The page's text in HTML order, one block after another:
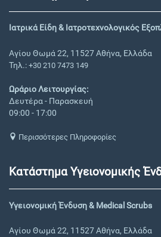
Ιατρικά Είδη & Ιατροτεχνολογικός
Αγίου Θωμά 22, 11527 Αθήνα, Ελλάδα
Τηλ.: +30 210 7473 149
Ωράριο Λειτουργίας:
Δευτέρα - Παρασκευή
09:00 - 17:00
Περισσότερες Πληροφορίες
Κατάστημα Υγειονομικής
Υγειονομική Ένδυση & Medical Scrubs
Αγίου Θωμά 22, 11527 Αθήνα, Ελλάδα